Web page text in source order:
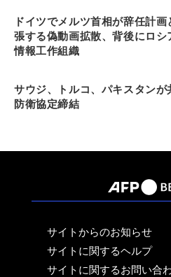
ドイツでメルツ首相が辞任計画
張する偽動画拡散、背後にロシ
情報工作組織
サウジ、トルコ、パキスタンが
防衛協定締結
サイトからのお知らせ
サイトに関するヘルプ
サイトに関するお問い合